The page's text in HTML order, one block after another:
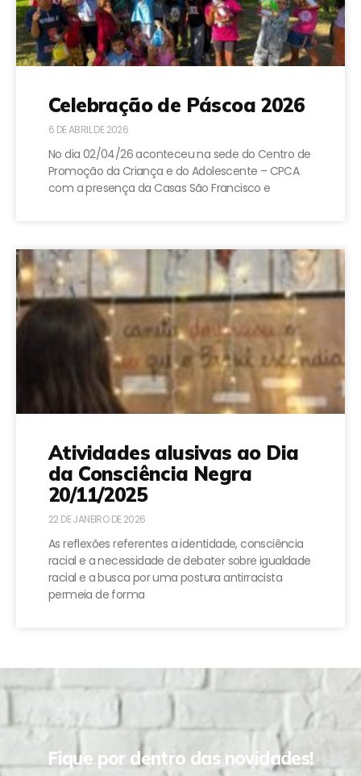
Celebração de Páscoa 2026
6 DE ABRIL DE 2026
No dia 02/04/26 aconteceu na sede do Centro de
Promoção da Criança e do Adolescente – CPCA
com a presença da Casas São Francisco e
Atividades alusivas ao Dia
da Consciência Negra
20/11/2025
22 DE JANEIRO DE 2026
As reflexões referentes a identidade, consciência
racial e a necessidade de debater sobre igualdade
racial e a busca por uma postura antirracista
permeia de forma
Fique por dentro das novidades!